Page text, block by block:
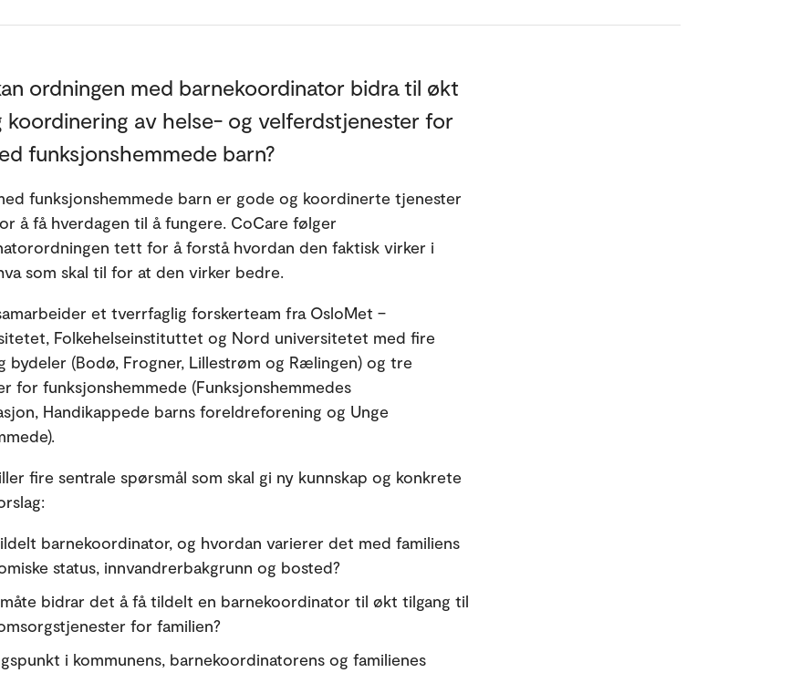
ordningen med barnekoordinator bidra til økt
koordinering av helse- og velferdstjenester for
funksjonshemmede barn?
funksjonshemmede barn er gode og koordinerte tjenester
å få hverdagen til å fungere. CoCare følger
tett for å forstå hvordan den faktisk virker i
som skal til for at den virker bedre.
et tverrfaglig forskerteam fra OsloMet –
Folkehelseinstituttet og Nord universitetet med fire
bydeler (Bodø, Frogner, Lillestrøm og Rælingen) og tre
for funksjonshemmede (Funksjonshemmedes
Handikappede barns foreldreforening og Unge
fire sentrale spørsmål som skal gi ny kunnskap og konkrete
barnekoordinator, og hvordan varierer det med familiens
status, innvandrerbakgrunn og bosted?
måte bidrar det å få tildelt en barnekoordinator til økt tilgang til
for familien?
i kommunens, barnekoordinatorens og familienes